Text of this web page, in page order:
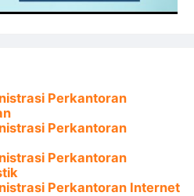
Perkantoran
Perkantoran
Perkantoran
Perkantoran Internet